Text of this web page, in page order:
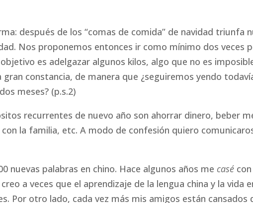
después de los “comas de comida” de navidad triunfa
Nos proponemos entonces ir como mínimo dos veces
es adelgazar algunos kilos, algo que no es
gran constancia, de manera que ¿seguiremos yendo
meses? (p.s.2)
recurrentes de nuevo año son ahorrar dinero, beber
la familia, etc. A modo de confesión quiero
nuevas palabras en chino. Hace algunos años me casé
a veces que el aprendizaje de la lengua china y la vida
Por otro lado, cada vez más mis amigos están cansados